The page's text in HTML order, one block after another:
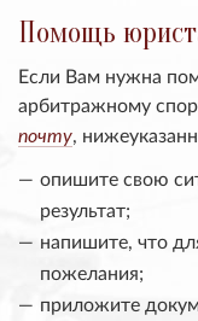
Помощь
Если Вам нужна
арбитражному
почту ,
опишите свою
результат;
напишите, что
пожелания;
приложите